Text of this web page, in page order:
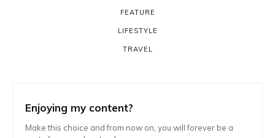
FEATURE
LIFESTYLE
TRAVEL
Enjoying my content?
Make this choice and from now on, you will forever be a